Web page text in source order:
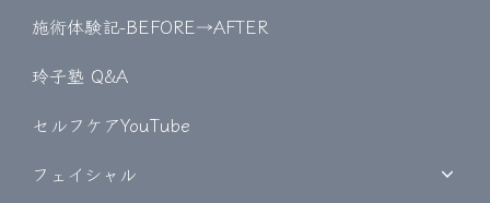
施術体験記-BEFORE→AFTER
玲子塾 Q&A
セルフケアYouTube
フェイシャル